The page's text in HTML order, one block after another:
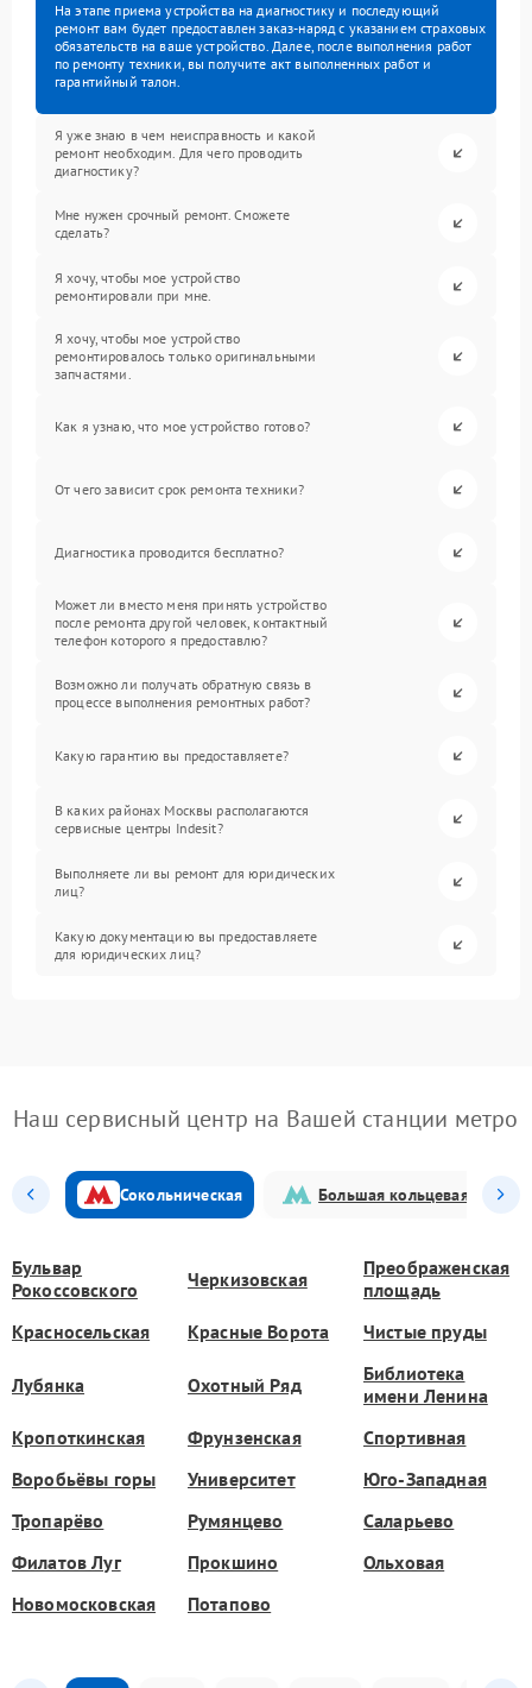
На этапе приема устройства на диагностику и последующий
ремонт вам будет предоставлен заказ-наряд с указанием страховых
обязательств на ваше устройство. Далее, после выполнения работ
по ремонту техники, вы получите акт выполненных работ и
гарантийный талон.
Я уже знаю в чем неисправность и какой
ремонт необходим. Для чего проводить
диагностику?
Мне нужен срочный ремонт. Сможете
сделать?
Я хочу, чтобы мое устройство
ремонтировали при мне.
Я хочу, чтобы мое устройство
ремонтировалось только оригинальными
запчастями.
Как я узнаю, что мое устройство готово?
От чего зависит срок ремонта техники?
Диагностика проводится бесплатно?
Может ли вместо меня принять устройство
после ремонта другой человек, контактный
телефон которого я предоставлю?
Возможно ли получать обратную связь в
процессе выполнения ремонтных работ?
Какую гарантию вы предоставляете?
В каких районах Москвы располагаются
сервисные центры Indesit?
Выполняете ли вы ремонт для юридических
лиц?
Какую документацию вы предоставляете
для юридических лиц?
Наш сервисный центр на Вашей станции метро
Сокольническая Большая кольцевая
Бульвар
Рокоссовского
Черкизовская
Преображенская
площадь
Красносельская
Красные Ворота Чистые пруды
Лубянка Охотный Ряд
Библиотека
имени Ленина
Кропоткинская
Фрунзенская
Спортивная
Воробьёвы горы
Университет
Юго-Западная
Тропарёво
Румянцево
Саларьево
Филатов Луг
Прокшино
Ольховая
Новомосковская
Потапово